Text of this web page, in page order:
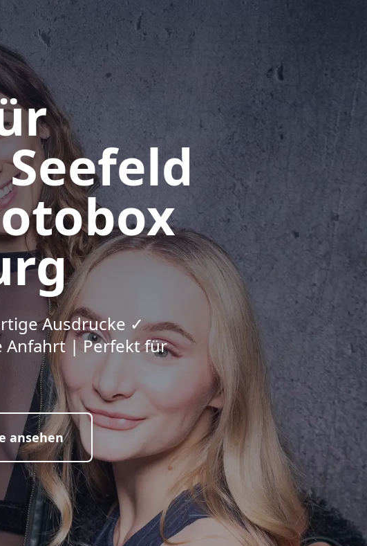
Ausdrucke ✓
Anfahrt | Perfekt für
ansehen